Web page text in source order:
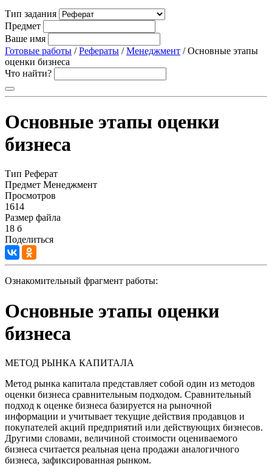
Тип задания
Предмет
Ваше имя
Готовые работы /Рефераты /Менеджмент / Основные этапы
оценки бизнеса
Что найти?
Основные этапы оценки
бизнеса
Тип Реферат
Предмет Менеджмент
Просмотров
1614
Размер файла
18 б
Поделиться
Ознакомительный фрагмент работы:
Основные этапы оценки
бизнеса
МЕТОД РЫНКА КАПИТАЛА
Метод рынка капитала представляет собой один из методов
оценки бизнеса сравнительным подходом. Сравнительный
подход к оценке бизнеса базируется на рыночной
информации и учитывает текущие действия продавцов и
покупателей акций предприятий или действующих бизнесов.
Другими словами, величиной стоимости оцениваемого
бизнеса считается реальная цена продажи аналогичного
бизнеса, зафиксированная рынком.